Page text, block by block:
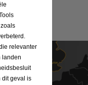
relevanter
landen
dit geval is